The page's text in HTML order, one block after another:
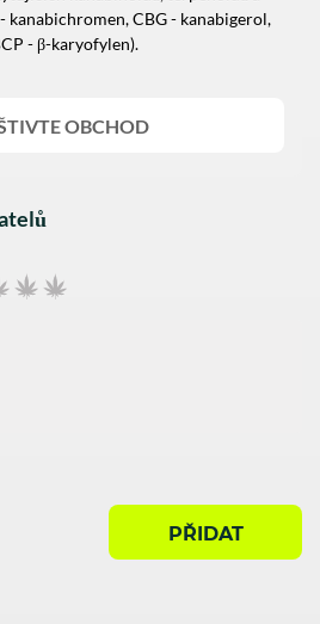
PŘIDAT
kanabichromen, CBG - kanabigerol,
- β-karyofylen).
OBCHOD